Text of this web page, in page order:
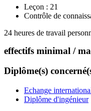
Leçon : 21
Contrôle de
24 heures de travail
effectifs minimal /
Diplôme(s)
Echange
Diplôme d'ingénieur